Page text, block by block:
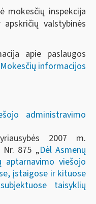
mokesčių inspekcija
valstybinės
apie paslaugos
Mokesčių informacijos
administravimo
2007 m.
875 „Dėl Asmenų
viešojo
įstaigose ir kituose
taisyklių